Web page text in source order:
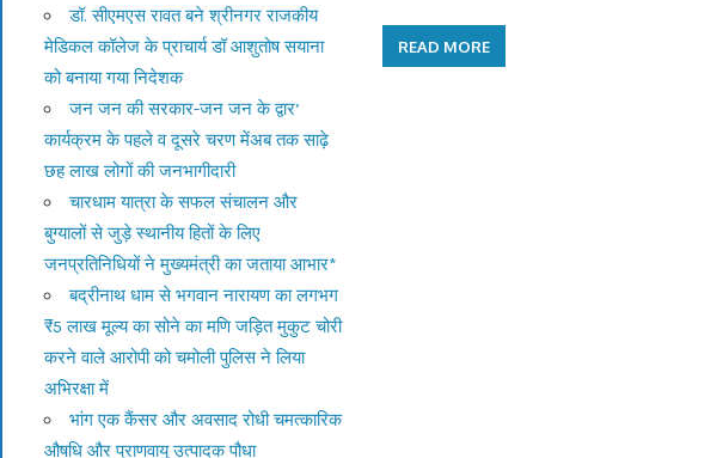
READ MORE
डॉ. सीएमएस रावत बने श्रीनगर राजकीय
मेडिकल कॉलेज के प्राचार्य डॉ आशुतोष सयाना
को बनाया गया निदेशक
जन जन की सरकार-जन जन के द्वार’
कार्यक्रम के पहले व दूसरे चरण मेंअब तक साढ़े
छह लाख लोगों की जनभागीदारी
चारधाम यात्रा के सफल संचालन और
बुग्यालों से जुड़े स्थानीय हितों के लिए
जनप्रतिनिधियों ने मुख्यमंत्री का जताया आभार*
बद्रीनाथ धाम से भगवान नारायण का लगभग
₹5 लाख मूल्य का सोने का मणि जड़ित मुकुट चोरी
करने वाले आरोपी को चमोली पुलिस ने लिया
अभिरक्षा में
भांग एक कैंसर और अवसाद रोधी चमत्कारिक
औषधि और प्राणवायु उत्पादक पौधा